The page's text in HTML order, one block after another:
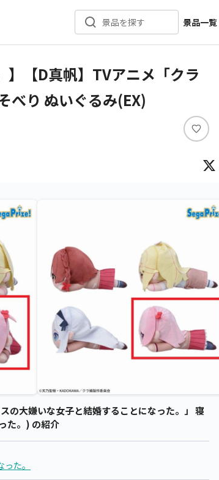
景品を探す
景品一覧
新着景品
】【D真帆】TVアニメ「クラ
べり ぬいぐるみ(EX)
い
ね
の大嫌いな女子と結婚することになった。」 寝
た。) の紹介
た。